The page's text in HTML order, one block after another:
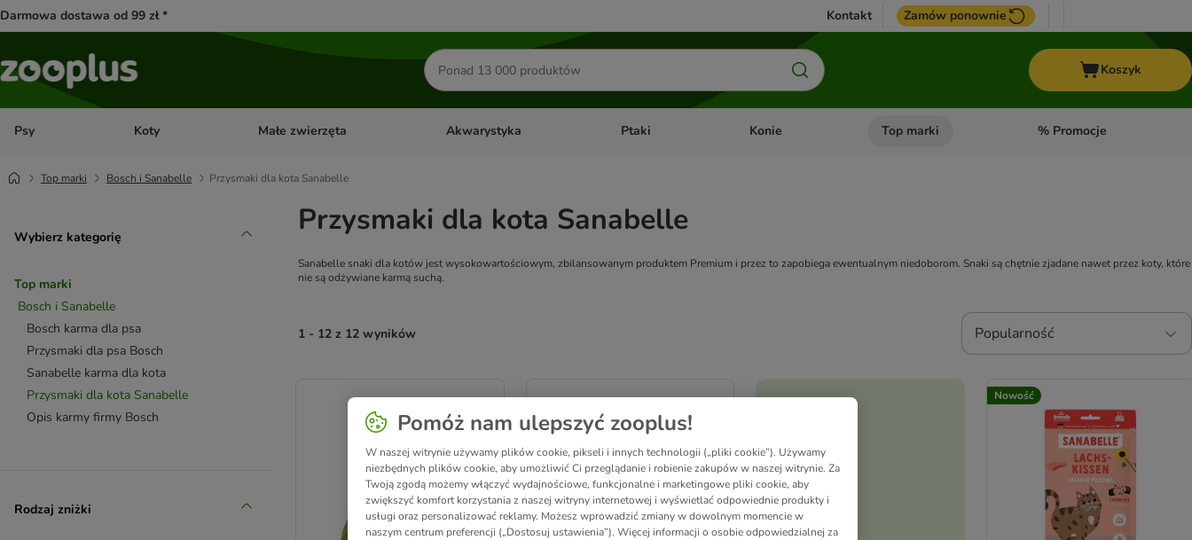
Darmowa dostawa od 99 zł * Kontakt Zamów ponownie
Szukaj
produktów
Koszyk
Psy Otwórz menu kategorii: Psy
Koty Otwórz menu kategorii: Koty
Małe zwierzęta Otwórz menu kategorii: Małe zwierzęta
Akwarystyka Otwórz menu kategorii: Akwarystyka
Ptaki Otwórz menu kategorii: Ptaki
Konie Otwórz menu kategorii: Konie
Top marki Otwórz menu kategorii: Top
% Promocje
Top marki Bosch i Sanabelle Przysmaki dla kota Sanabelle
Wybierz kategorię
Top marki
Bosch i Sanabelle
Bosch karma dla psa
Przysmaki dla psa Bosch
Sanabelle karma dla kota
Przysmaki dla kota Sanabelle
Opis karmy firmy Bosch
Rodzaj zniżki
Przysmaki dla kota Sanabelle
Sanabelle snaki dla kotów jest wysokowartościowym, zbilansowanym produktem Premium i przez to zapobiega ewentualnym niedoborom. Snaki są chętnie zjadane nawet przez koty, które
nie są odżywiane karmą suchą.
1 - 12 z 12 wyników Popularność
Nowość
Pomóż nam ulepszyć zooplus!
W naszej witrynie używamy plików cookie, pikseli i innych technologii („pliki cookie”). Używamy
niezbędnych plików cookie, aby umożliwić Ci przeglądanie i robienie zakupów w naszej witrynie. Za
Twoją zgodą możemy włączyć wydajnościowe, funkcjonalne i marketingowe pliki cookie, aby
zwiększyć komfort korzystania z naszej witryny internetowej i wyświetlać odpowiednie produkty i
usługi oraz personalizować reklamy. Możesz wprowadzić zmiany w dowolnym momencie w
naszym centrum preferencji („Dostosuj ustawienia”). Więcej informacji o osobie odpowiedzialnej za